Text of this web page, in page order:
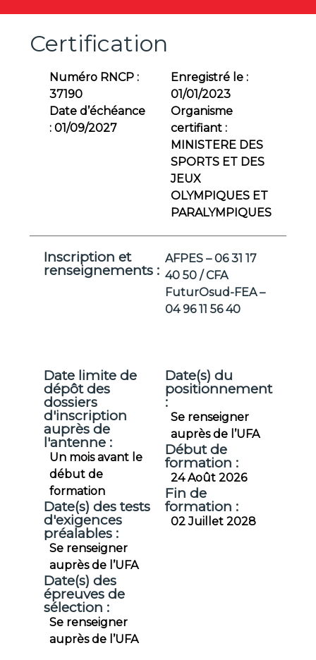
Certification
Numéro RNCP :
37190
Date d’échéance
: 01/09/2027
Enregistré le :
01/01/2023
Organisme
certifiant :
MINISTERE DES
SPORTS ET DES
JEUX
OLYMPIQUES ET
PARALYMPIQUES
Inscription et
renseignements :
AFPES – 06 31 17
40 50 / CFA
FuturOsud-FEA –
04 96 11 56 40
Date limite de
dépôt des
dossiers
d'inscription
auprès de
l'antenne :
Un mois avant le
début de
formation
Date(s) des tests
d'exigences
préalables :
Se renseigner
auprès de l’UFA
Date(s) des
épreuves de
sélection :
Se renseigner
auprès de l’UFA
Date(s) du
positionnement
:
Se renseigner
auprès de l’UFA
Début de
formation :
24 Août 2026
Fin de
formation :
02 Juillet 2028